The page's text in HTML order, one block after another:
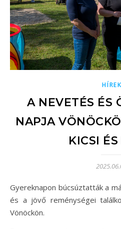
HÍREK
A NEVETÉS ÉS
NAPJA
KICSI
Gyereknapon búcsúztatták a májusfát. A múlt hagyományai
és a jövő reménységei
Vönöckön.